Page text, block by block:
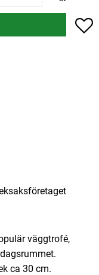
väggtrofé,
ca 30 cm.